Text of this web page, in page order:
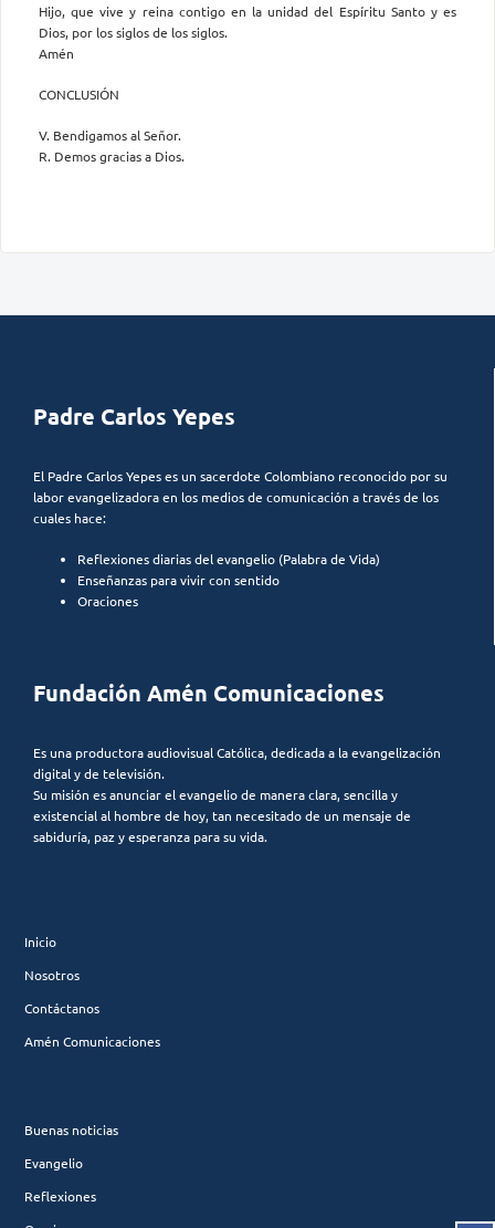
Hijo, que vive y reina contigo en la unidad del Espíritu Santo y es
Dios, por los siglos de los siglos.
Amén
CONCLUSIÓN
V. Bendigamos al Señor.
R. Demos gracias a Dios.
Padre Carlos Yepes
El Padre Carlos Yepes es un sacerdote Colombiano reconocido por su
labor evangelizadora en los medios de comunicación a través de los
cuales hace:
Reflexiones diarias del evangelio (Palabra de Vida)
Enseñanzas para vivir con sentido
Oraciones
Fundación Amén Comunicaciones
Es una productora audiovisual Católica, dedicada a la evangelización
digital y de televisión.
Su misión es anunciar el evangelio de manera clara, sencilla y
existencial al hombre de hoy, tan necesitado de un mensaje de
sabiduría, paz y esperanza para su vida.
Inicio
Nosotros
Contáctanos
Amén Comunicaciones
Buenas noticias
Evangelio
Reflexiones